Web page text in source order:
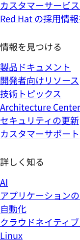
カスタマーサービ
Red Hat の採用情
情報を見つける
製品ドキュメント
開発者向けリソース
技術トピックス
Architecture Center
セキュリティの更新
カスタマーサポート
詳しく知る
AI
アプリケーション
自動化
クラウドネイティ
Linux